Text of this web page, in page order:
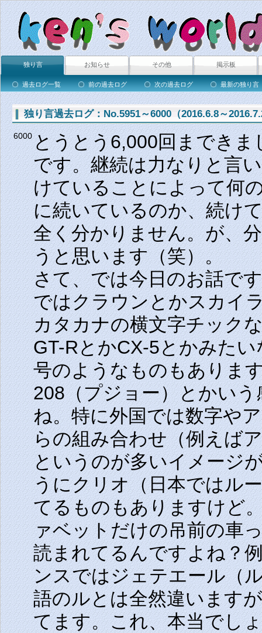
独り言 お知らせ その他 掲示板
過去ログ一覧 前の過去ログ 次の過去ログ 最新の独り言
独り言過去ログ：No.5951～6000（2016.6.8～
6000とうとう6,000回までき
です。継続は力なりと言
けていることによって何
に続いているのか、続け
全く分かりません。が、
うと思います（笑）。
さて、では今日のお話で
ではクラウンとかスカイ
カタカナの横文字チック
GT-RとかCX-5とかみた
号のようなものもありま
208（プジョー）とかい
ね。特に外国では数字や
らの組み合わせ（例えば
というのが多いイメージ
うにクリオ（日本ではル
てるものもありますけど
ァベットだけの吊前の車
読まれてるんですよね？
ンスではジェテエール（
語のルとは全然違います
てます。これ、本当でし